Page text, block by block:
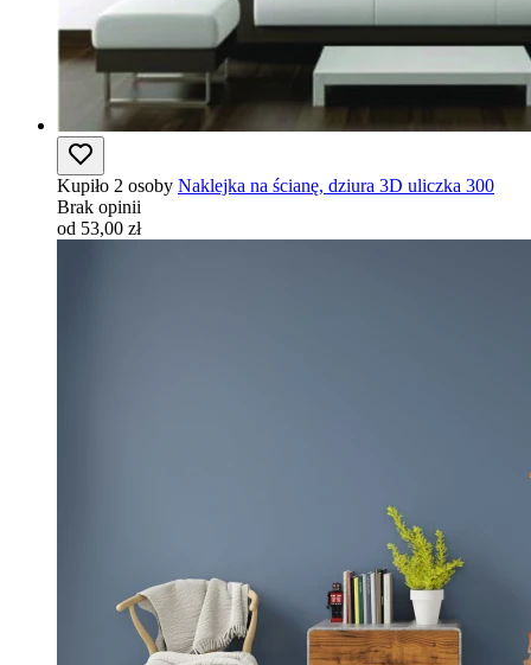
Kupiło 2 osoby Naklejka na ścianę, dziura 3D uliczka 300
Brak opinii
od 53,00 zł